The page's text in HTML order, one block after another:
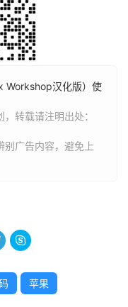
Workshop汉化版）使
转载请注明出处：
别广告内容，避免上

苹果